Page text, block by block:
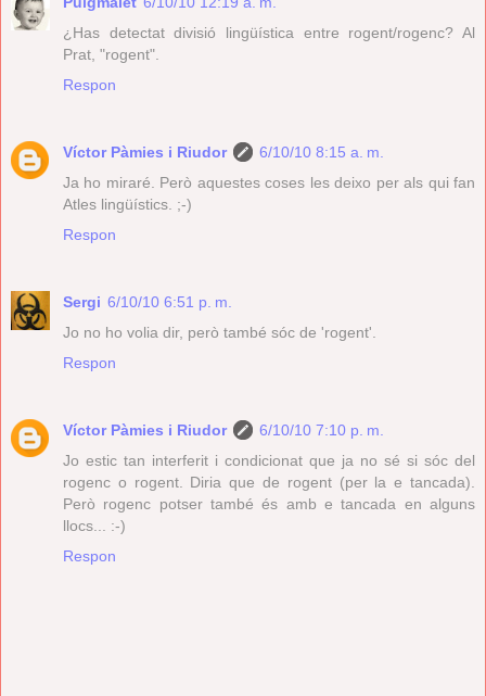
¿Has detectat divisió lingüística entre rogent/rogenc? Al
Prat, "rogent".
Respon
Víctor Pàmies i Riudor
6/10/10 8:15 a. m.
Ja ho miraré. Però aquestes coses les deixo per als qui fan
Atles lingüístics. ;-)
Respon
Sergi 6/10/10 6:51 p. m.
Jo no ho volia dir, però també sóc de 'rogent'.
Respon
Víctor Pàmies i Riudor
6/10/10 7:10 p. m.
Jo estic tan interferit i condicionat que ja no sé si sóc del
rogenc o rogent. Diria que de rogent (per la e tancada).
Però rogenc potser també és amb e tancada en alguns
llocs... :-)
Respon